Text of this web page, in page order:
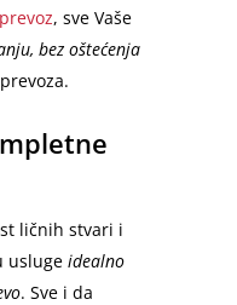
, sve Vaše
bez oštećenja
ličnih stvari i
usluge idealno
. Sve i da